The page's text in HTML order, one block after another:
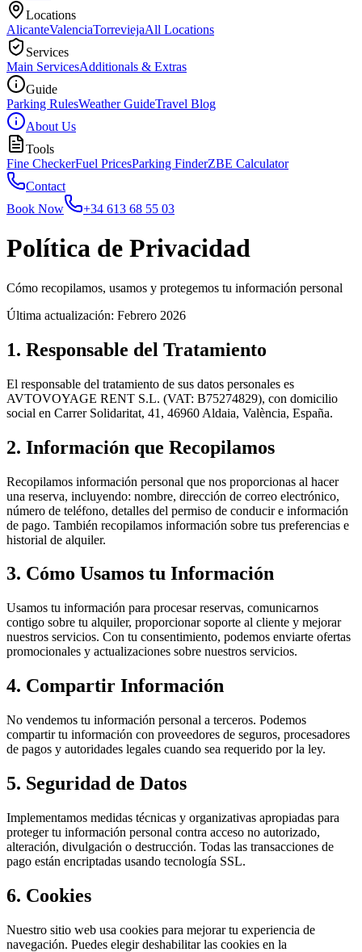
Locations
AlicanteValenciaTorreviejaAll Locations
Services
Main ServicesAdditionals & Extras
Guide
Parking RulesWeather GuideTravel Blog
About Us
Tools
Fine CheckerFuel PricesParking FinderZBE Calculator
Contact
Book Now
+34 613 68 55 03
Política de Privacidad
Cómo recopilamos, usamos y protegemos tu información personal
Última actualización: Febrero 2026
1. Responsable del Tratamiento
El responsable del tratamiento de sus datos personales es
AVTOVOYAGE RENT S.L. (VAT: B75274829), con domicilio
social en Carrer Solidaritat, 41, 46960 Aldaia, València, España.
2. Información que Recopilamos
Recopilamos información personal que nos proporcionas al hacer
una reserva, incluyendo: nombre, dirección de correo electrónico,
número de teléfono, detalles del permiso de conducir e información
de pago. También recopilamos información sobre tus preferencias e
historial de alquiler.
3. Cómo Usamos tu Información
Usamos tu información para procesar reservas, comunicarnos
contigo sobre tu alquiler, proporcionar soporte al cliente y mejorar
nuestros servicios. Con tu consentimiento, podemos enviarte ofertas
promocionales y actualizaciones sobre nuestros servicios.
4. Compartir Información
No vendemos tu información personal a terceros. Podemos
compartir tu información con proveedores de seguros, procesadores
de pagos y autoridades legales cuando sea requerido por la ley.
5. Seguridad de Datos
Implementamos medidas técnicas y organizativas apropiadas para
proteger tu información personal contra acceso no autorizado,
alteración, divulgación o destrucción. Todas las transacciones de
pago están encriptadas usando tecnología SSL.
6. Cookies
Nuestro sitio web usa cookies para mejorar tu experiencia de
navegación. Puedes elegir deshabilitar las cookies en la